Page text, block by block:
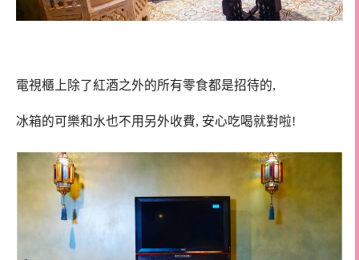
電視櫃上除了紅酒之外的所有零食都是招待的,
冰箱的可樂和水也不用另外收費, 安心吃喝就對啦!